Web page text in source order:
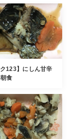
ク123】にしん甘辛
食